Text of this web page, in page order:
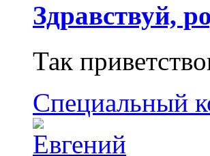
Здравствуй,
Так
Специальный